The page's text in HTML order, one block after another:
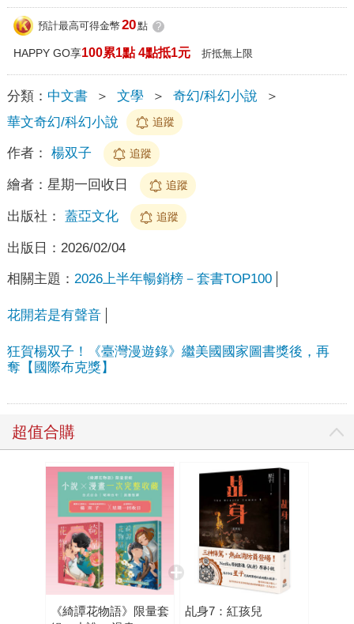
預計最高可得金幣 20點 ?
HAPPY GO享100累1點 4點抵1元 折抵無上限
分類： 中文書 ＞ 文學 ＞ 奇幻/科幻小說
＞
華文奇幻/科幻小說
追蹤
作者： 楊双子 追蹤
繪者： 星期一回收日 追蹤
出版社： 蓋亞文化 追蹤
出版日： 2026/02/04
相關主題： 2026上半年暢銷榜－套書TOP100
花開若是有聲音
狂賀楊双子！《臺灣漫遊錄》繼美國國家圖書獎後，再
奪【國際布克獎】
超值合購
《綺譚花物語》限量套
乩身7：紅孩兒